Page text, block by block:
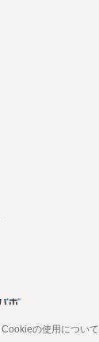
Cookieの使用について